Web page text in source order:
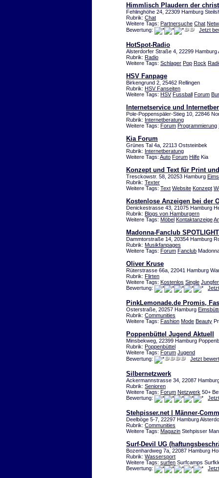
Himmlisch Plaudern der
Fehlinghöhe 24, 22309 Hamburg
Rubrik: Chat
Weitere Tags: Partnersuche Chat
Bewertung:
Jetzt
HotSpot-Radio
Alsterdorfer Straße 4, 22299 Hamburg
Rubrik: Radio
Weitere Tags: Schlager Pop Rock
HSV Fanpage
Birkengrund 2, 25462 Rellingen
Rubrik: HSV Fanseiten
Weitere Tags: HSV Fussball Forum
Internetservice und
Pole-Poppenspäler-Stieg 10, 22846
Rubrik: Internetberatung
Weitere Tags: Forum Programmierung
Kia Forum
Grünes Tal 4a, 22113 Oststeinbek
Rubrik: Internetberatung
Weitere Tags: Auto Forum Hilfe Kia
Konzept und Text für Print
Tresckowstr. 58, 20253 Hamburg
Rubrik: Texter
Weitere Tags: Text Website Konzept
Kostenlose Anzeigen bei der
Denickestrasse 43, 21075 Hamburg
Rubrik: Blogs von Hamburgern
Weitere Tags: Möbel Kontaktanzeige
Madonna-Fanclub SPOTLIGHT
Dammtorstraße 14, 20354 Hamburg
Rubrik: Musikfanpages
Weitere Tags: Forum Fanclub
Oliver Kruse
Rüterstrasse 66a, 22041 Hamburg
Rubrik: Flirten
Weitere Tags: Kostenlos Single
Bewertung:
PinkLemonade.de Promis,
Osterstraße, 20257 Hamburg
Rubrik: Communities
Weitere Tags: Fashion Mode Beauty
Poppenbüttel Jugend Aktuell
Minsbekweg, 22399 Hamburg
Rubrik: Poppenbüttel
Weitere Tags: Forum Jugend
Bewertung:
Jetzt
Silbernetzwerk
Ackermannstrasse 34, 22087
Rubrik: Senioren
Weitere Tags: Forum Netzwerk 50+
Bewertung:
Stehpisser.net | Männer-
Deelböge 5-7, 22297 Hamburg
Rubrik: Communities
Weitere Tags: Magazin Stehpisser
Surf-Devil UG
Bozenhardweg 7a, 22087 Hamburg
Rubrik: Wassersport
Weitere Tags: surfen Surfcamps
Bewertung: